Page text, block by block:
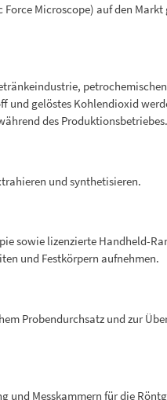
Microscope) auf den
gelöstes Kohlendioxid
des Produktionsbetriebes.
und synthetisieren.
sowie lizenzierte Handheld-
und Festkörpern aufnehmen.
Probendurchsatz und zur
Messkammern für die